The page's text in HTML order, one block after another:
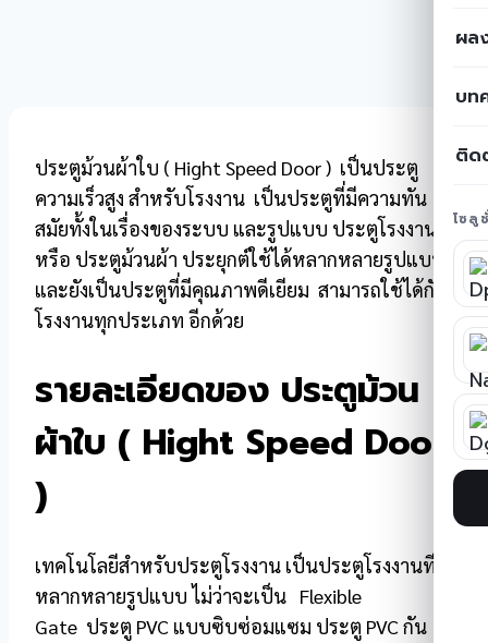
ผล
บท
ติด
โซลู
ประตูม้วนผ้าใบ ( Hight Speed Door ) เป็นประตู
ความเร็วสูง สำหรับโรงงาน เป็นประตูที่มีความทัน
สมัยทั้งในเรื่องของระบบ และรูปแบบ ประตูโรงงาน
หรือ ประตูม้วนผ้า ประยุกต์ใช้ได้หลากหลายรูปแบบ
และยังเป็นประตูที่มีคุณภาพดีเยียม สามารถใช้ได้กับ
โรงงานทุกประเภท อีกด้วย
รายละเอียดของ ประตูม้วน
ผ้าใบ ( Hight Speed Door
)
เทคโนโลยีสำหรับประตูโรงงาน เป็นประตูโรงงานที่มี
หลากหลายรูปแบบ ไม่ว่าจะเป็น Flexible
Gate ประตู PVC แบบซิบซ่อมแซม ประตู PVC กัน